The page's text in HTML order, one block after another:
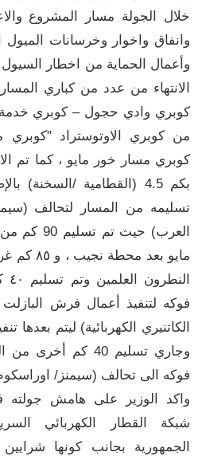
خلال الجولة مسار المشروع
وانفاق واخوار وخرسانات الميول
وأعمال الحماية من اخطار
كوبري وادي حجول – كوبري خدمة
من كوبري الاوتوستراد "كوبري
كوبري مسار خور مايو ، كما تم
بكم 4.5 (القطامية /السخنة)
تسليمه من المسار لتحالف
العرب) حيث تم
مايو بعد
فوكه لتنفيذ أعمال فرش البازلت
الكاتنيري الكهربائية) ليتم بعدها
وجاري تسليم 40 كم
فوكه الى تحالف (سيمنز/ اوراسكوم/
واكد الوزير على هامش جولته
شبكة القطار الكهربائي
الجمهورية بجانب كونها شرايين